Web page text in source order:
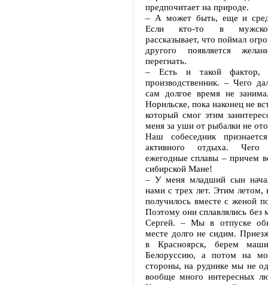
предпочитает на природе.
– А может быть, еще и
Если кто-то в
рассказывает, что поймал
другого появляется
перегнать.
– Есть и такой фактор,
производственник. – Чего
сам долгое время не
Норильске, пока наконец не
который смог этим
меня за уши от рыбалки не
Наш собеседник
активного отдыха. Чего
ежегодные сплавы – причем
сибирской Мане!
– У меня младший сын
нами с трех лет. Этим летом,
получилось вместе с женой
Поэтому они сплавлялись без
Сергей. – Мы в отпуске
месте долго не сидим.
в Красноярск, берем
Белоруссию, а потом на
стороны, на руднике мы не
вообще много интересных